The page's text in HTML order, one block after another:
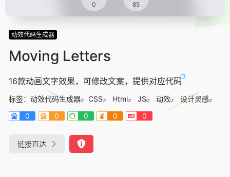
0 85
动效代码生成器
Moving Letters
16款动画文字效果，可修改文案，提供对应代码
标签： 动效代码生成器 CSS Html JS 动效
设计灵感
0
0 0 0 0
链接直达